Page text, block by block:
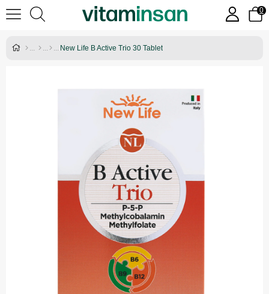
0
New Life B Active Trio 30 Tablet